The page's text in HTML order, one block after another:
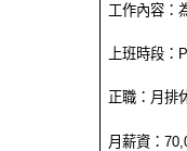
工作內容：
上班時段：
正職：月排
月薪資：